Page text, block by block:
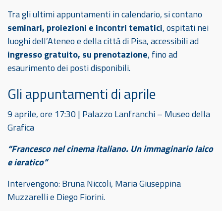
Tra gli ultimi appuntamenti in calendario, si contano
seminari, proiezioni e incontri tematici, ospitati nei
luoghi dell’Ateneo e della città di Pisa, accessibili ad
ingresso gratuito, su prenotazione, fino ad
esaurimento dei posti disponibili.
Gli appuntamenti di aprile
9 aprile, ore 17:30 | Palazzo Lanfranchi – Museo della
Grafica
“Francesco nel cinema italiano. Un immaginario laico
e ieratico”
Intervengono: Bruna Niccoli, Maria Giuseppina
Muzzarelli e Diego Fiorini.